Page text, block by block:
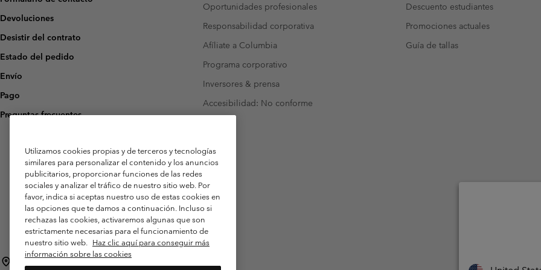
Devoluciones
Desistir del contrato
Estado del pedido
Envío
Pago
Preguntas frecuentes
Oportunidades profesionales
Responsabilidad corporativa
Afíliate a Columbia
Programa corporativo
Inversores & prensa
Accesibilidad: No conforme
Descuento estudiantes
Promociones actuales
Guía de tallas
España
Utilizamos cookies propias y de terceros y tecnologías
similares para personalizar el contenido y los anuncios
publicitarios, proporcionar funciones de las redes
sociales y analizar el tráfico de nuestro sitio web. Por
favor, indica si aceptas nuestro uso de estas cookies en
las opciones que te damos a continuación. Incluso si
rechazas las cookies, activaremos algunas que son
estrictamente necesarias para el funcionamiento de
nuestro sitio web. Haz clic aquí para conseguir más
información sobre las cookies